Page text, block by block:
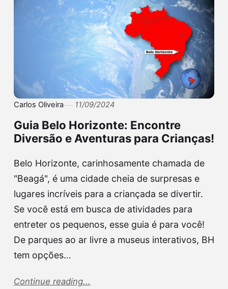
Carlos Oliveira 11/09/2024
Guia Belo Horizonte: Encontre
Diversão e Aventuras para Crianças!
Belo Horizonte, carinhosamente chamada de
"Beagá", é uma cidade cheia de surpresas e
lugares incríveis para a criançada se divertir.
Se você está em busca de atividades para
entreter os pequenos, esse guia é para você!
De parques ao ar livre a museus interativos, BH
tem opções…
Continue reading...